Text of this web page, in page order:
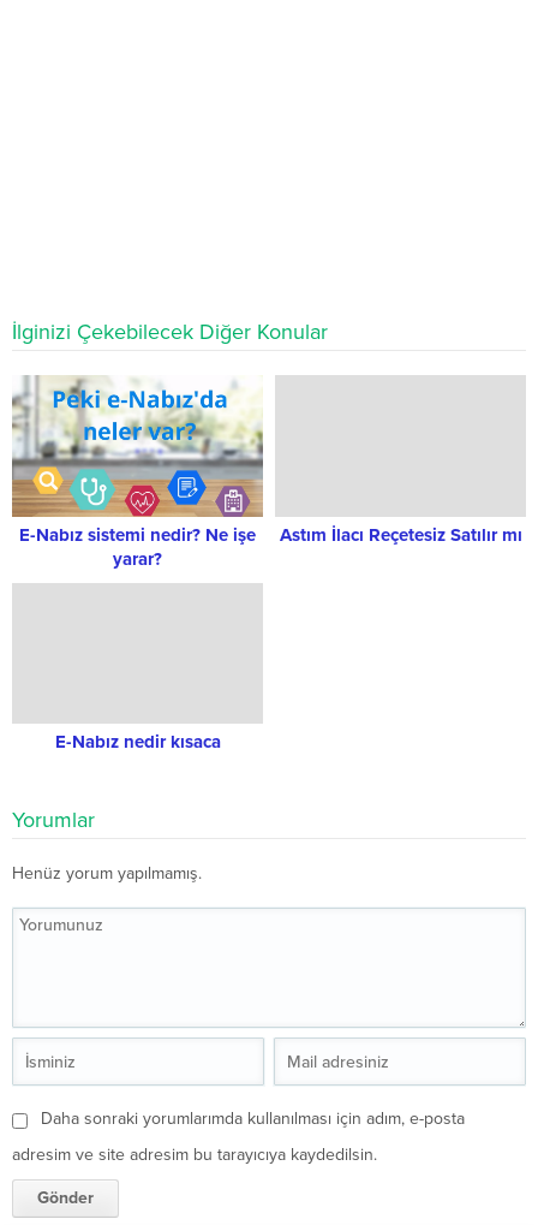
İlginizi Çekebilecek Diğer Konular
E-Nabız sistemi nedir? Ne işe
yarar?
Astım İlacı Reçetesiz Satılır mı
E-Nabız nedir kısaca
Yorumlar
Henüz yorum yapılmamış.
Daha sonraki yorumlarımda kullanılması için adım, e-posta
adresim ve site adresim bu tarayıcıya kaydedilsin.